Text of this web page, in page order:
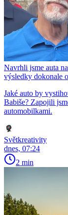
Navrhli jsme auta
výsledky dokonale
Jaké auto by
Babiše? Zapojili
automobilkami.
Světkreativity
dnes, 07:24
2 min